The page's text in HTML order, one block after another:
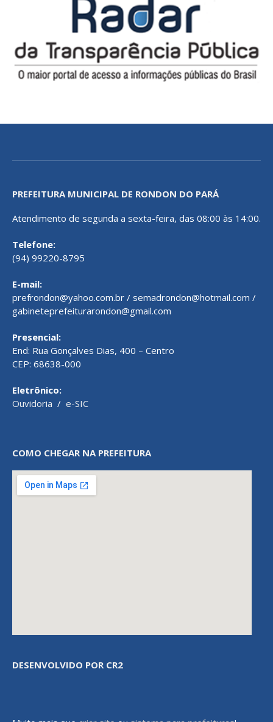
PREFEITURA MUNICIPAL DE RONDON DO PARÁ
Atendimento de segunda a sexta-feira, das 08:00 às 14:00.
Telefone:
(94) 99220-8795
E-mail:
prefrondon@yahoo.com.br / semadrondon@hotmail.com /
gabineteprefeiturarondon@gmail.com
Presencial:
End: Rua Gonçalves Dias, 400 – Centro
CEP: 68638-000
Eletrônico:
Ouvidoria / e-SIC
COMO CHEGAR NA PREFEITURA
DESENVOLVIDO POR CR2